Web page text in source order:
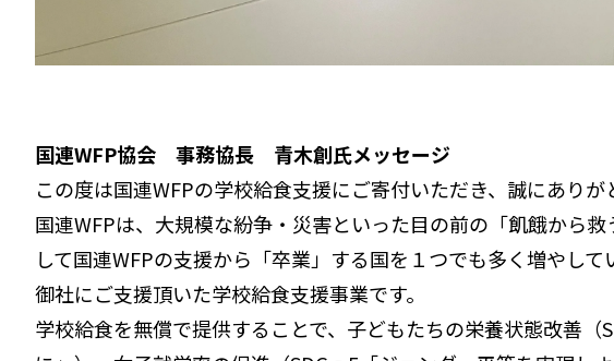
国連WFP協会 事務協長 青木創氏メッセージ
この度は国連WFPの学校給食支援にご寄付いただき、誠にありが
国連WFPは、大規模な紛争・災害といった目の前の「飢餓から
して国連WFPの支援から「卒業」する国を１つでも多く増やし
御社にご支援頂いた学校給食支援事業です。
学校給食を無償で提供することで、子どもたちの栄養状態改善